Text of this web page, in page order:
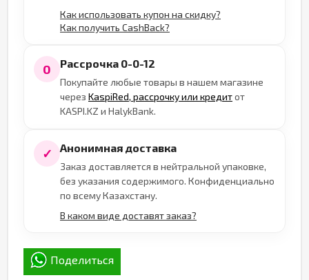
Как использовать купон на скидку?
Как получить CashBack?
0 Рассрочка 0-0-12
Покупайте любые товары в нашем магазине
через KaspiRed, рассрочку или кредитот
KASPI.KZ и HalykBank.
✓ Анонимная доставка
Заказ доставляется в нейтральной упаковке,
без указания содержимого. Конфиденциально
по всему Казахстану.
В каком виде доставят заказ?
Поделиться